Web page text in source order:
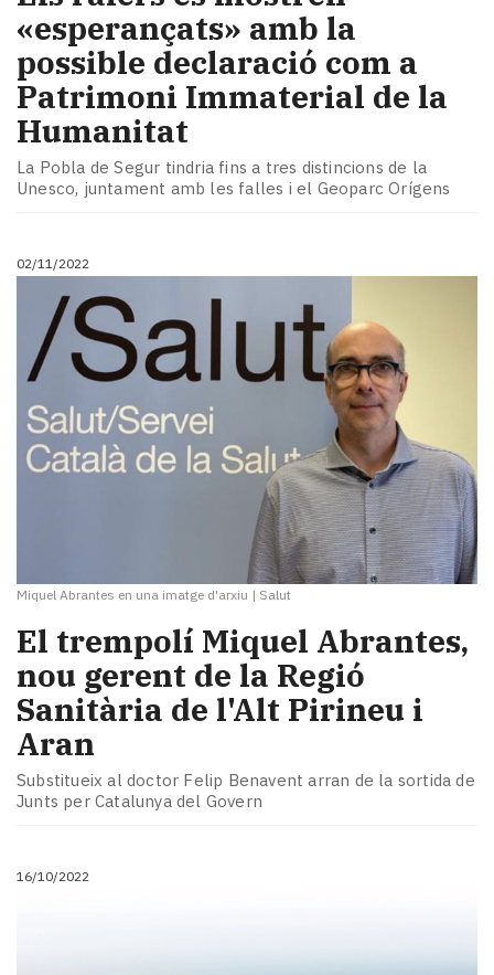
«esperançats» amb la
possible declaració com a
Patrimoni Immaterial de la
Humanitat
La Pobla de Segur tindria fins a tres distincions de la
Unesco, juntament amb les falles i el Geoparc Orígens
02/11/2022
Miquel Abrantes en una imatge d'arxiu | Salut
El trempolí Miquel Abrantes,
nou gerent de la Regió
Sanitària de l'Alt Pirineu i
Aran
Substitueix al doctor Felip Benavent arran de la sortida de
Junts per Catalunya del Govern
16/10/2022